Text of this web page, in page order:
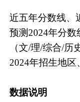
近五年分数线、
预测2024年分数
（文/理/综合/历
2024年招生地区
数据说明